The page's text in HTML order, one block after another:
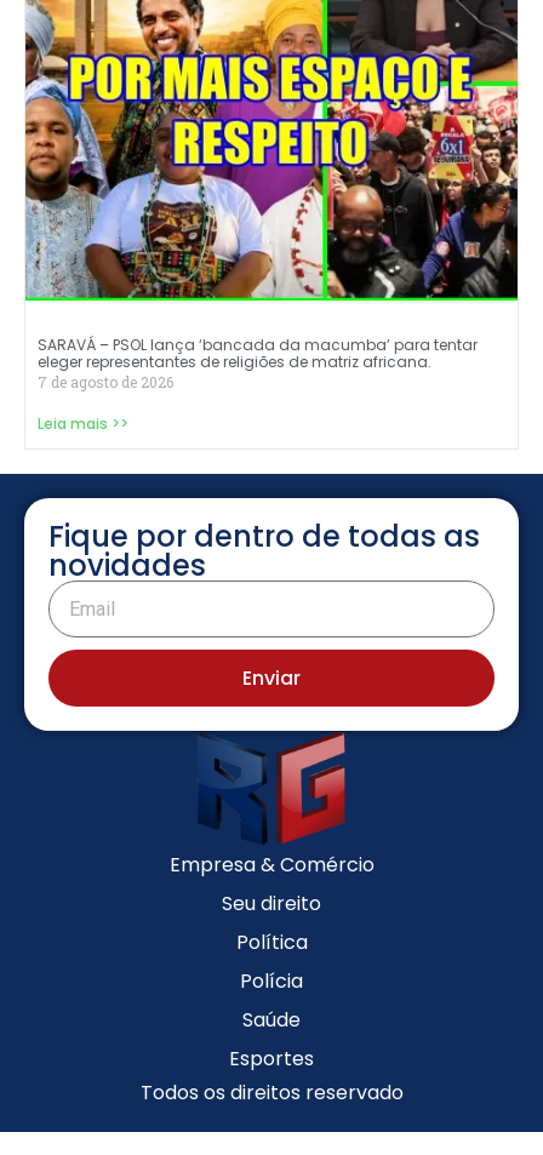
SARAVÁ – PSOL lança ‘bancada da macumba’ para tentar
eleger representantes de religiões de matriz africana.
7 de agosto de 2026
Leia mais >>
Fique por dentro de todas as
novidades
Enviar
Empresa & Comércio
Seu direito
Política
Polícia
Saúde
Esportes
Todos os direitos reservado